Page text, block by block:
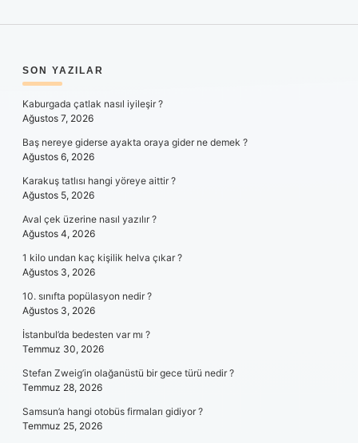
SIDEBAR
SON YAZILAR
Kaburgada çatlak nasıl iyileşir ?
Ağustos 7, 2026
Baş nereye giderse ayakta oraya gider ne demek ?
Ağustos 6, 2026
Karakuş tatlısı hangi yöreye aittir ?
Ağustos 5, 2026
Aval çek üzerine nasıl yazılır ?
Ağustos 4, 2026
1 kilo undan kaç kişilik helva çıkar ?
Ağustos 3, 2026
10. sınıfta popülasyon nedir ?
Ağustos 3, 2026
İstanbul’da bedesten var mı ?
Temmuz 30, 2026
Stefan Zweig’in olağanüstü bir gece türü nedir ?
Temmuz 28, 2026
Samsun’a hangi otobüs firmaları gidiyor ?
Temmuz 25, 2026